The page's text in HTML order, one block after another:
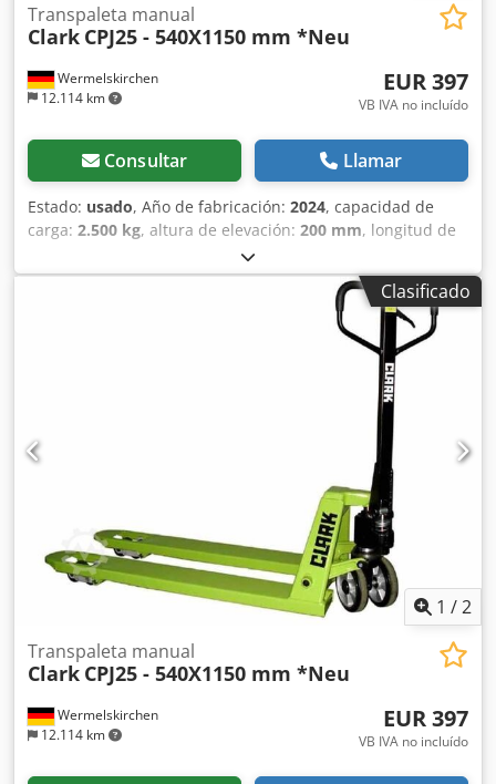
Wermelskirchen
12.114 km
Transpaleta manual
Clark CPJ25 - 540X1150 mm *Neu
EUR 397
VB IVA no incluído
Consultar Llamar
Estado: usado, Año de fabricación: 2024, capacidad de
carga: 2.500 kg, altura de elevación: 200 mm, longitud de
, tipo de accionamiento:
Handbetrieb, Transpaleta manual Ancho de horquillas:
540 mm Tipo de mástil: Ninguno Tipo de ruedas
delanteras: Poliuretano Estado de las ruedas delanteras:
80 - 100% Tipo de ruedas traseras: Poliuretano Estado de
las ruedas traseras: 80 - 100% Crodpfsxfyf Uox Ak Dsf
Clasificado
1 /2
Wermelskirchen
12.114 km
Transpaleta manual
Clark CPJ25 - 540X1150 mm *Neu
EUR 397
VB IVA no incluído